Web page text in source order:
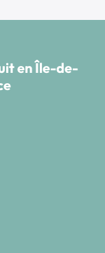
en Île-de-